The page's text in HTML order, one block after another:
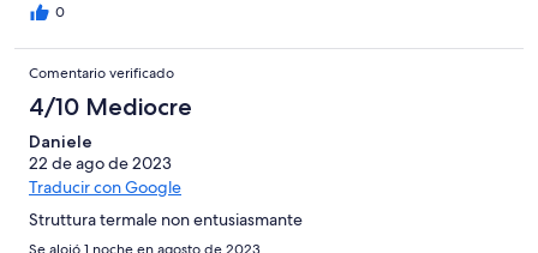
0
Comentario verificado
4/10 Mediocre
Daniele
22 de ago de 2023
Traducir con Google
Struttura termale non entusiasmante